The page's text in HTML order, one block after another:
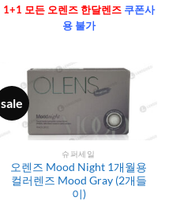
가됨
1+1 모든 오렌즈 한달렌즈쿠폰사
용 불가
sale
슈퍼세일
오렌즈 Mood Night 1개월용
컬러렌즈 Mood Gray (2개들
이)